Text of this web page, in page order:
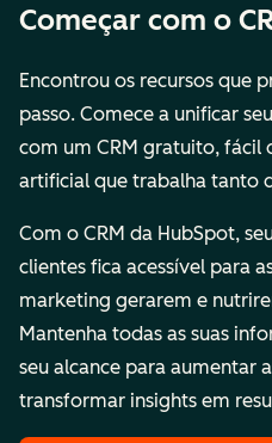
Começar com o
Encontrou os recursos que
passo. Comece a unificar
com um CRM gratuito, fácil
artificial que trabalha tanto
Com o CRM da HubSpot,
clientes fica acessível para
marketing gerarem e
Mantenha todas as suas
seu alcance para aumentar
transformar insights em